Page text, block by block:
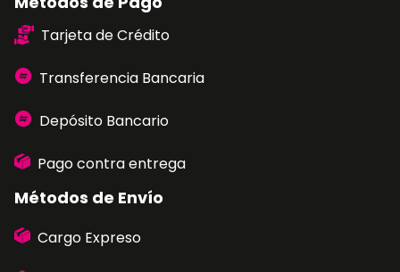
Tarjeta de Crédito
Transferencia Bancaria
Depósito Bancario
Pago contra entrega
Métodos de Envío
Cargo Expreso